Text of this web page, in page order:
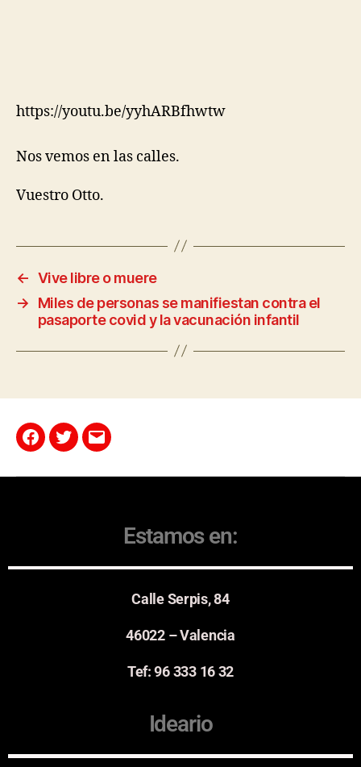
https://youtu.be/yyhARBfhwtw
Nos vemos en las calles.
Vuestro Otto.
← Vive libre o muere
→
Miles de personas se manifiestan contra el
pasaporte covid y la vacunación infantil
Estamos en:
Calle Serpis, 84
46022 – Valencia
Tef: 96 333 16 32
Ideario